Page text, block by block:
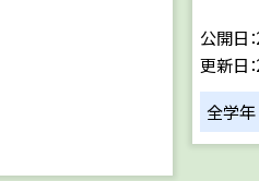
公開日
更新日
全学年